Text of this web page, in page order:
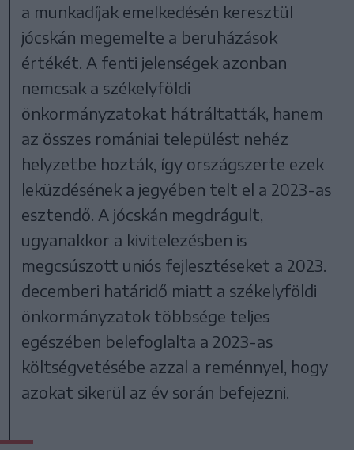
a munkadíjak emelkedésén keresztül
jócskán megemelte a beruházások
értékét. A fenti jelenségek azonban
nemcsak a székelyföldi
önkormányzatokat hátráltatták, hanem
az összes romániai települést nehéz
helyzetbe hozták, így országszerte ezek
leküzdésének a jegyében telt el a 2023-as
esztendő. A jócskán megdrágult,
ugyanakkor a kivitelezésben is
megcsúszott uniós fejlesztéseket a 2023.
decemberi határidő miatt a székelyföldi
önkormányzatok többsége teljes
egészében belefoglalta a 2023-as
költségvetésébe azzal a reménnyel, hogy
azokat sikerül az év során befejezni.